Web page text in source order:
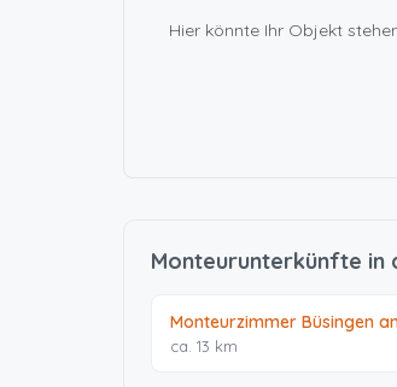
Hier könnte Ihr Objekt
Monteurunterkünfte in
Monteurzimmer Büsingen
ca. 13 km